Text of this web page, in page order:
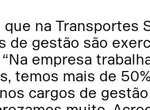
que na Transportes
de gestão são
empresa
temos mais de
cargos de